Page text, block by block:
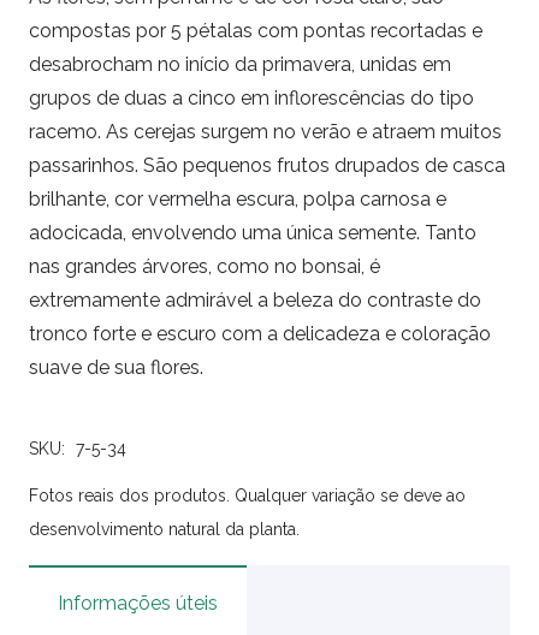
compostas por 5 pétalas com pontas recortadas e
desabrocham no início da primavera, unidas em
grupos de duas a cinco em inflorescências do tipo
racemo. As cerejas surgem no verão e atraem muitos
passarinhos. São pequenos frutos drupados de casca
brilhante, cor vermelha escura, polpa carnosa e
adocicada, envolvendo uma única semente. Tanto
nas grandes árvores, como no bonsai, é
extremamente admirável a beleza do contraste do
tronco forte e escuro com a delicadeza e coloração
suave de sua flores.
SKU: 7-5-34
Fotos reais dos produtos. Qualquer variação se deve ao
desenvolvimento natural da planta.
Informações úteis